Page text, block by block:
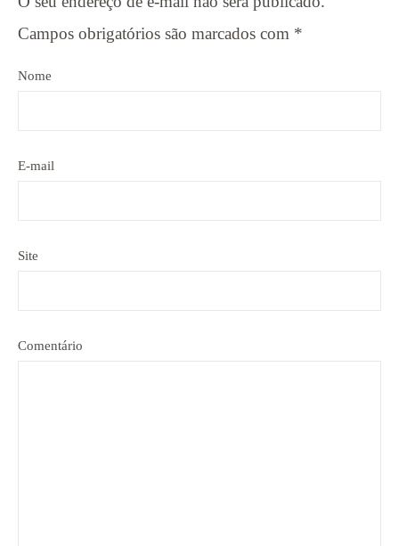
Campos obrigatórios são marcados com *
Nome
E-mail
Site
Comentário